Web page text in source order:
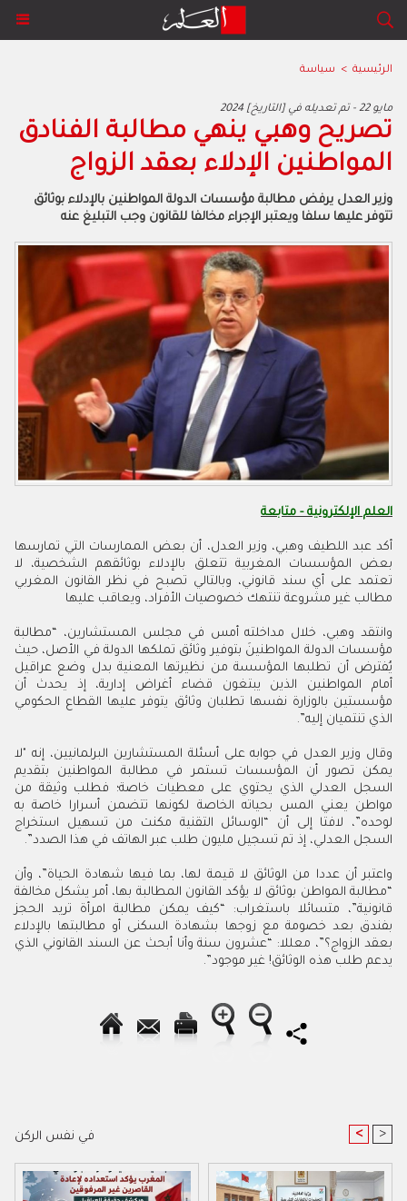
الرئيسية > سياسة
2024 مايو 22 - تم تعديله في [التاريخ]
تصريح وهبي ينهي مطالبة الفنادق
المواطنين الإدلاء بعقد الزواج
وزير العدل يرفض مطالبة مؤسسات الدولة المواطنين بالإدلاء بوثائق
تتوفر عليها سلفا ويعتبر الإجراء مخالفا للقانون وجب التبليغ عنه
العلم الإلكترونية - متابعة
أكد عبد اللطيف وهبي، وزير العدل، أن بعض الممارسات التي تمارسها
بعض المؤسسات المغربية تتعلق بالإدلاء بوثائقهم الشخصية، لا
تعتمد على أي سند قانوني، وبالتالي تصبح في نظر القانون المغربي
مطالب غير مشروعة تنتهك خصوصيات الأفراد، ويعاقب عليها
وانتقد وهبي، خلال مداخلته أمس في مجلس المستشارين، “مطالبة
مؤسسات الدولة المواطنينَ بتوفير وثائق تملكها الدولة في الأصل، حيث
يُفترض أن تطلبها المؤسسة من نظيرتها المعنية بدل وضع عراقيل
أمام المواطنين الذين يبتغون قضاء أغراض إدارية، إذ يحدث أن
مؤسستين بالوزارة نفسها تطلبان وثائق يتوفر عليها القطاع الحكومي
الذي تنتميان إليه”.
وقال وزير العدل في جوابه على أسئلة المستشارين البرلمانيين، إنه "لا
يمكن تصور أن المؤسسات تستمر في مطالبة المواطنين بتقديم
السجل العدلي الذي يحتوي على معطيات خاصة؛ فطلب وثيقة من
مواطن يعني المس بحياته الخاصة لكونها تتضمن أسرارا خاصة به
لوحده”، لافتا إلى أن “الوسائل التقنية مكنت من تسهيل استخراج
السجل العدلي، إذ تم تسجيل مليون طلب عبر الهاتف في هذا الصدد”.
واعتبر أن عددا من الوثائق لا قيمة لها، بما فيها شهادة الحياة”، وأن
“مطالبة المواطن بوثائق لا يؤكد القانون المطالبة بها، أمر يشكل مخالفة
قانونية”، متسائلا باستغراب: “كيف يمكن مطالبة امرأة تريد الحجز
بفندق بعد خصومة مع زوجها بشهادة السكنى أو مطالبتها بالإدلاء
بعقد الزواج؟”، معللا: “عشرون سنة وأنا أبحث عن السند القانوني الذي
يدعم طلب هذه الوثائق! غير موجود”.
في نفس الركن < >